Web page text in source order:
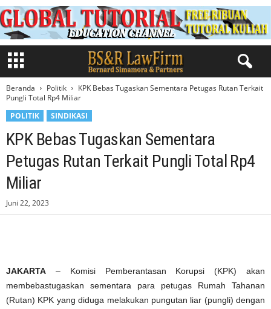
Beranda Politik
KPK Bebas Tugaskan Sementara Petugas Rutan Terkait
Pungli Total Rp4 Miliar
POLITIK
SINDIKASI
KPK Bebas Tugaskan Sementara
Petugas Rutan Terkait Pungli Total Rp4
Miliar
Juni 22, 2023
JAKARTA – Komisi Pemberantasan Korupsi (KPK) akan
membebastugaskan sementara para petugas Rumah Tahanan
(Rutan) KPK yang diduga melakukan pungutan liar (pungli) dengan